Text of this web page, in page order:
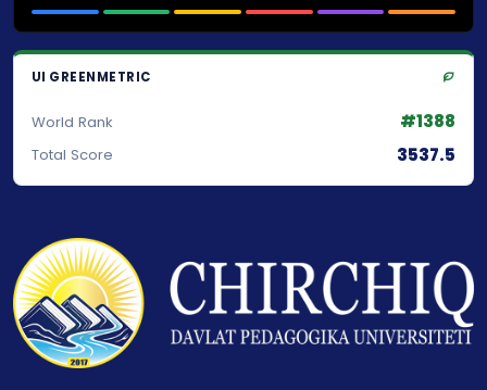
UI GREENMETRIC
World Rank #1388
Total Score 3537.5